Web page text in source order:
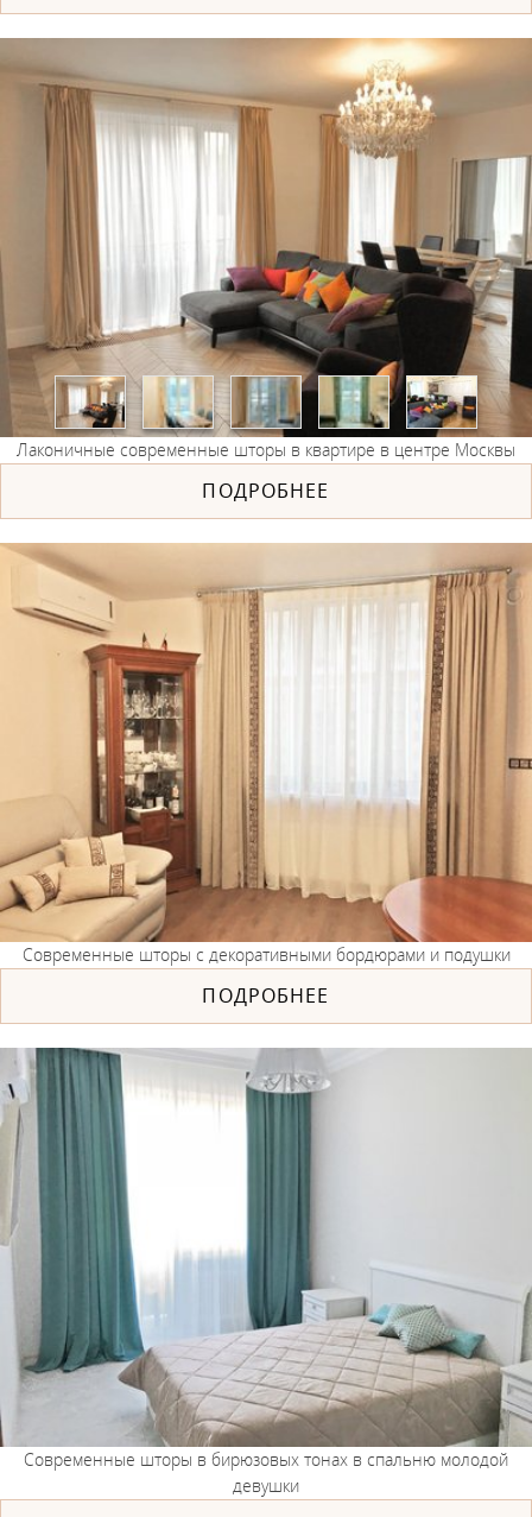
Лаконичные современные шторы в квартире в центре Москвы
ПОДРОБНЕЕ
Современные шторы с декоративными бордюрами и подушки
ПОДРОБНЕЕ
Современные шторы в бирюзовых тонах в спальню молодой
девушки